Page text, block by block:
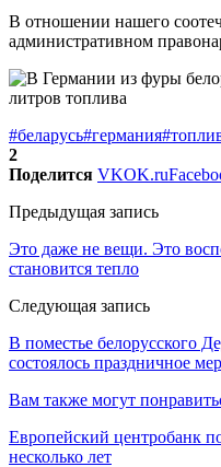
В отношении нашего
административном
#беларусь#германия
2
Поделится VKOK.ru
Предыдущая запись
Это даже не вещи. Это
становится тепло
Следующая запись
В поместье белорусского
состоялось праздничное
Вам также могут
Европейский центробанк
несколько лет